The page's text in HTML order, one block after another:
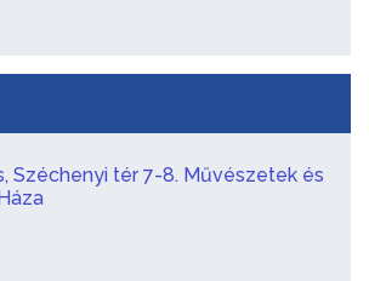
Széchenyi tér 7-8. Művészetek és